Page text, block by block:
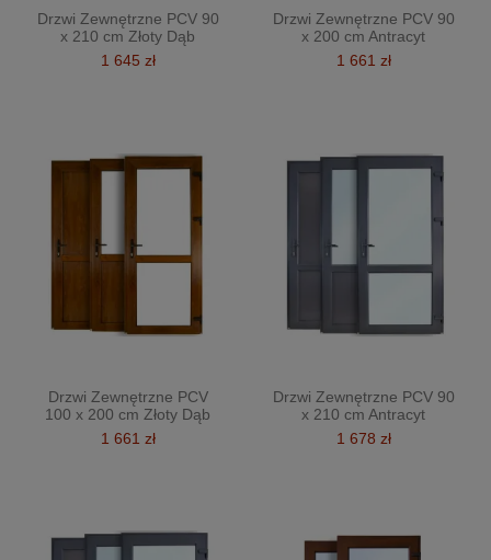
Drzwi Zewnętrzne PCV 90
x 210 cm Złoty Dąb
1 645 zł
Drzwi Zewnętrzne PCV 90
x 200 cm Antracyt
1 661 zł
Drzwi Zewnętrzne PCV
100 x 200 cm Złoty Dąb
1 661 zł
Drzwi Zewnętrzne PCV 90
x 210 cm Antracyt
1 678 zł